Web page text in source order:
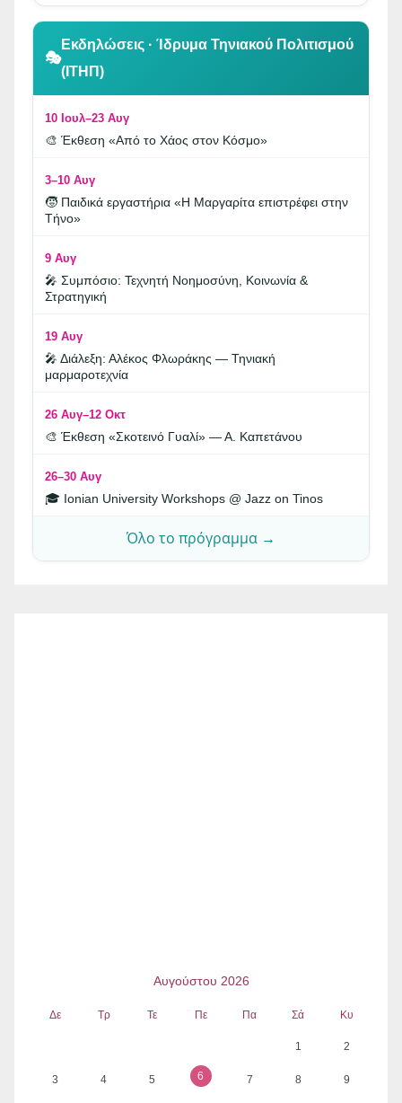
👆 Κλικ για περιήγηση
🎭
Εκδηλώσεις · Ίδρυμα Τηνιακού Πολιτισμού
(ΙΤΗΠ)
10 Ιουλ–23 Αυγ
🎨 Έκθεση «Από το Χάος στον Κόσμο»
3–10 Αυγ
🧒 Παιδικά εργαστήρια «Η Μαργαρίτα επιστρέφει στην
Τήνο»
9 Αυγ
🎤 Συμπόσιο: Τεχνητή Νοημοσύνη, Κοινωνία &
Στρατηγική
19 Αυγ
🎤 Διάλεξη: Αλέκος Φλωράκης — Τηνιακή
μαρμαροτεχνία
26 Αυγ–12 Οκτ
🎨 Έκθεση «Σκοτεινό Γυαλί» — Α. Καπετάνου
26–30 Αυγ
🎓 Ionian University Workshops @ Jazz on Tinos
Όλο το πρόγραμμα →
Αυγούστου 2026
Δε Τρ Τε Πε Πα Σά Κυ
1 2
3 4 5 6 7 8 9